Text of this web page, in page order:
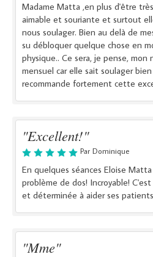
Madame Matta ,en plus d'être
aimable et souriante et surtout
nous soulager. Bien au delà de
su débloquer quelque chose en
physique.. Ce sera, je pense, mon
mensuel car elle sait soulager bien
recommande fortement cette
"Excellent!"
Par Dominique
En quelques séances Eloise
problème de dos! Incroyable!
et déterminée à aider ses
"Mme"